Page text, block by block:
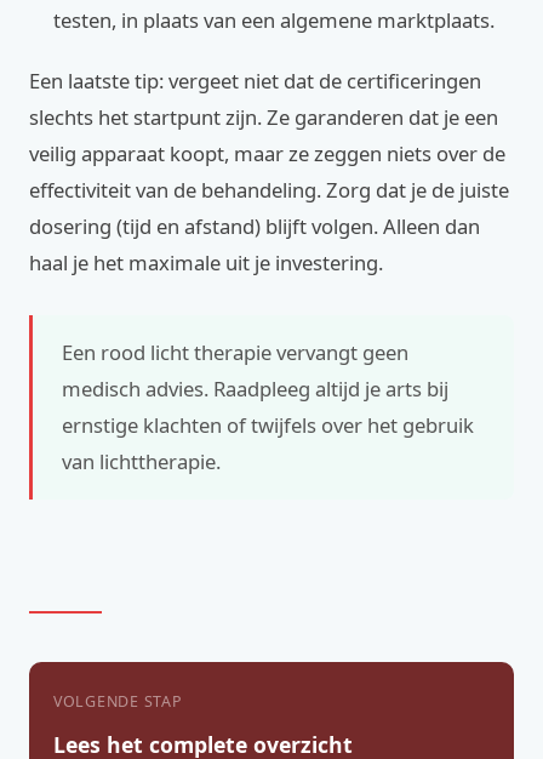
testen, in plaats van een algemene marktplaats.
Een laatste tip: vergeet niet dat de certificeringen
slechts het startpunt zijn. Ze garanderen dat je een
veilig apparaat koopt, maar ze zeggen niets over de
effectiviteit van de behandeling. Zorg dat je de juiste
dosering (tijd en afstand) blijft volgen. Alleen dan
haal je het maximale uit je investering.
Een rood licht therapie vervangt geen
medisch advies. Raadpleeg altijd je arts bij
ernstige klachten of twijfels over het gebruik
van lichttherapie.
VOLGENDE STAP
Lees het complete overzicht